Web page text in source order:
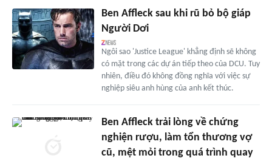
Ben Affleck sau khi rũ bỏ bộ giáp
Người Dơi
Ngôi sao 'Justice League' khẳng định sẽ không
có mặt trong các dự án tiếp theo của DCU. Tuy
nhiên, điều đó không đồng nghĩa với việc sự
nghiệp siêu anh hùng của anh kết thúc.
Ben Affleck trải lòng về chứng
nghiện rượu, làm tổn thương vợ
cũ, mệt mỏi trong quá trình quay